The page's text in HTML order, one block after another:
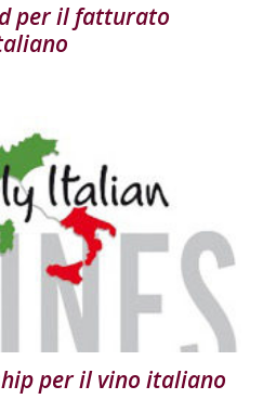
per il fatturato
per il vino italiano